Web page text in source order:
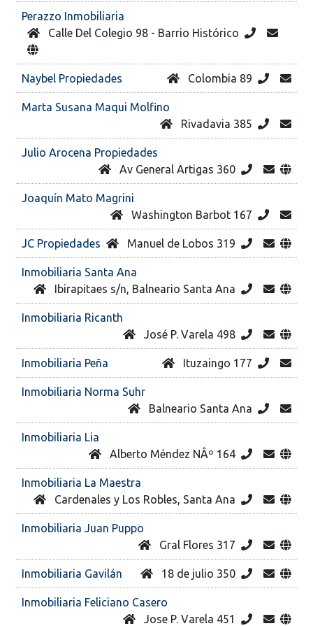
Perazzo Inmobiliaria
Calle Del Colegio 98 - Barrio Histórico
Naybel Propiedades Colombia 89
Marta Susana Maqui Molfino
Rivadavia 385
Julio Arocena Propiedades
Av General Artigas 360
Joaquín Mato Magrini
Washington Barbot 167
JC Propiedades Manuel de Lobos 319
Inmobiliaria Santa Ana
Ibirapitaes s/n, Balneario Santa Ana
Inmobiliaria Ricanth
José P. Varela 498
Inmobiliaria Peña Ituzaingo 177
Inmobiliaria Norma Suhr
Balneario Santa Ana
Inmobiliaria Lia
Alberto Méndez NÂº 164
Inmobiliaria La Maestra
Cardenales y Los Robles, Santa Ana
Inmobiliaria Juan Puppo
Gral Flores 317
Inmobiliaria Gavilán 18 de julio 350
Inmobiliaria Feliciano Casero
Jose P. Varela 451